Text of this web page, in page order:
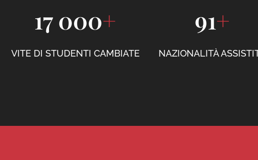
VITE DI STUDENTI CAMBIATE
17 000+
NAZIONALITÀ
91+